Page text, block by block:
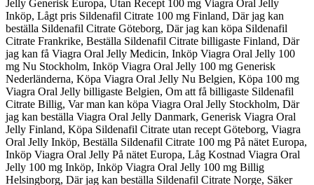
Jelly Generisk Europa, Utan Recept 100 mg Viagra Oral Jelly
Inköp, Lågt pris Sildenafil Citrate 100 mg Finland, Där jag kan
beställa Sildenafil Citrate Göteborg, Där jag kan köpa Sildenafil
Citrate Frankrike, Beställa Sildenafil Citrate billigaste Finland, Där
jag kan få Viagra Oral Jelly Medicin, Inköp Viagra Oral Jelly 100
mg Nu Stockholm, Inköp Viagra Oral Jelly 100 mg Generisk
Nederländerna, Köpa Viagra Oral Jelly Nu Belgien, Köpa 100 mg
Viagra Oral Jelly billigaste Belgien, Om att få billigaste Sildenafil
Citrate Billig, Var man kan köpa Viagra Oral Jelly Stockholm, Där
jag kan beställa Viagra Oral Jelly Danmark, Generisk Viagra Oral
Jelly Finland, Köpa Sildenafil Citrate utan recept Göteborg, Viagra
Oral Jelly Inköp, Beställa Sildenafil Citrate 100 mg På nätet Europa,
Inköp Viagra Oral Jelly På nätet Europa, Låg Kostnad Viagra Oral
Jelly 100 mg Inköp, Inköp Viagra Oral Jelly 100 mg Billig
Helsingborg, Där jag kan beställa Sildenafil Citrate Norge, Säker